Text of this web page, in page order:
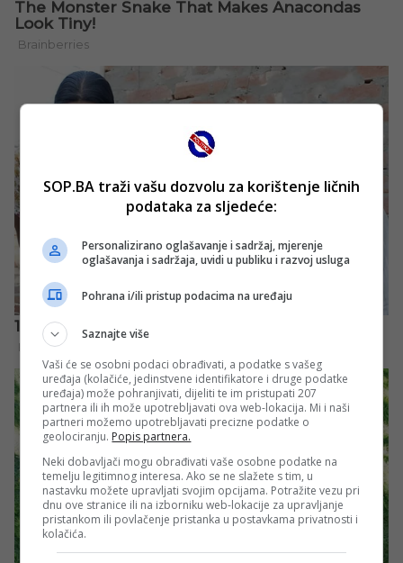
SOP.BA traži vašu dozvolu za korištenje ličnih
podataka za sljedeće:
Personalizirano oglašavanje i sadržaj, mjerenje
oglašavanja i sadržaja, uvidi u publiku i razvoj usluga
Pohrana i/ili pristup podacima na uređaju
Saznajte više
Vaši će se osobni podaci obrađivati, a podatke s vašeg
uređaja (kolačiće, jedinstvene identifikatore i druge podatke
uređaja) može pohranjivati, dijeliti te im pristupati 207
partnera ili ih može upotrebljavati ova web-lokacija. Mi i naši
partneri možemo upotrebljavati precizne podatke o
geolociranju. Popis partnera.
Neki dobavljači mogu obrađivati vaše osobne podatke na
temelju legitimnog interesa. Ako se ne slažete s tim, u
nastavku možete upravljati svojim opcijama. Potražite vezu pri
dnu ove stranice ili na izborniku web-lokacije za upravljanje
pristankom ili povlačenje pristanka u postavkama privatnosti i
kolačića.